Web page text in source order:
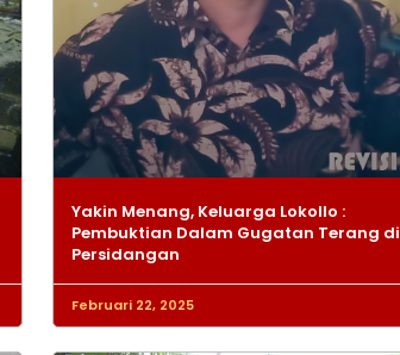
Yakin Menang, Keluarga Lokollo :
Pembuktian Dalam Gugatan Terang di
Persidangan
Februari 22, 2025